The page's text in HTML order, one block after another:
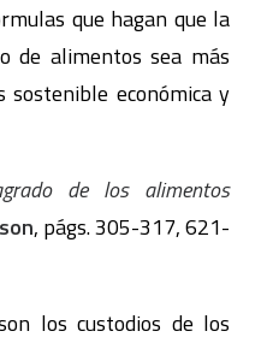
que hagan que la
de alimentos sea más
económica y
de los alimentos
, págs. 305-317, 621-
los custodios de los